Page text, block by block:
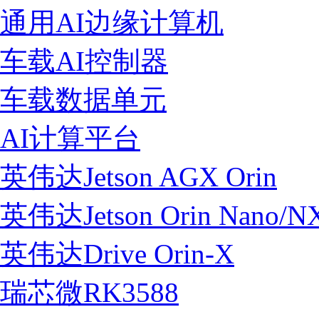
通用AI边缘计算机
车载AI控制器
车载数据单元
AI计算平台
英伟达Jetson AGX Orin
英伟达Jetson Orin Nano/
英伟达Drive Orin-X
瑞芯微RK3588